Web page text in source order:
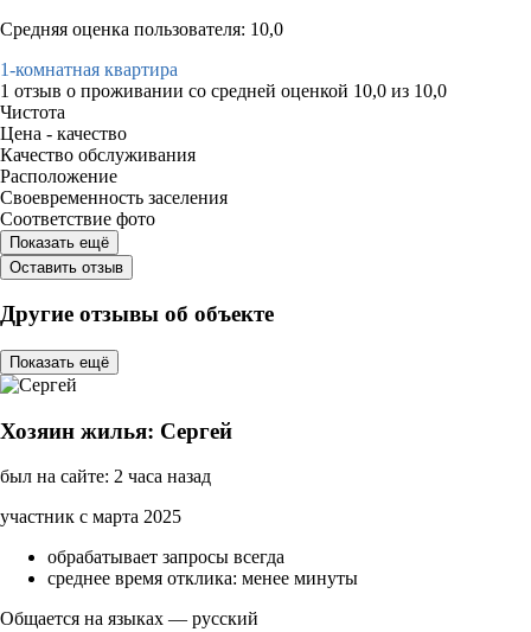
Средняя оценка пользователя: 10,0
1-комнатная квартира
1 отзыв о проживании со средней оценкой 10,0 из 10,0
Чистота
Цена - качество
Качество обслуживания
Расположение
Своевременность заселения
Соответствие фото
Показать ещё
Оставить отзыв
Другие отзывы об объекте
Показать ещё
Хозяин жилья: Сергей
был на сайте: 2 часа назад
участник с марта 2025
обрабатывает запросы всегда
среднее время отклика: менее минуты
Общается на языках — русский